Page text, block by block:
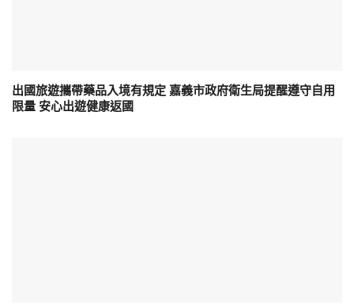
出國旅遊攜帶藥品入境有規定 嘉義市政府衛生局提醒遵守自用
限量 安心出遊健康返國